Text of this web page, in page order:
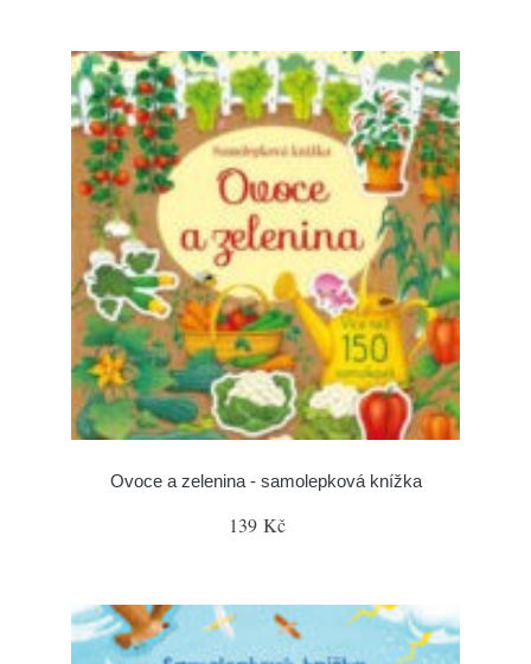
Ovoce a zelenina - samolepková knížka
139 Kč